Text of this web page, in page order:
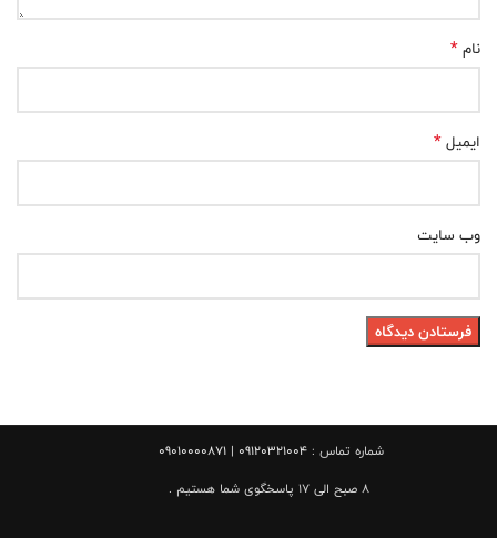
نام*
ایمیل*
وب‌ سایت
شماره تماس : 09120321004 | 09010000871